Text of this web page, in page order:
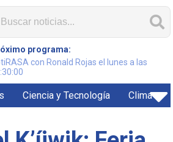
programa:
con Ronald Rojas el lunes a las
Ciencia y Tecnología Clima